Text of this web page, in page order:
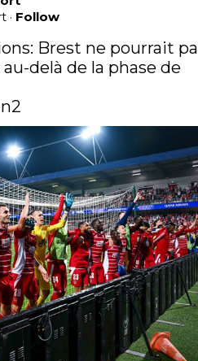
· Follow
Brest ne pourrait
delà de la phase de